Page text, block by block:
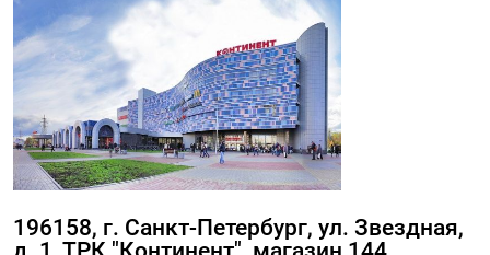
196158, г. Санкт-Петербург, ул. Звездная,